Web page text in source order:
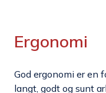
Ergonomi
God ergonomi er en
langt, godt og sunt